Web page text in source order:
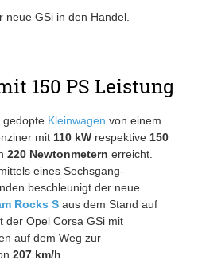
GSi in den Handel.
150 PS Leistung
gedopte Kleinwagen von einem
mit 110 kW respektive 150
220 Newtonmetern erreicht.
eines Sechsgang-
beschleunigt der neue
Rocks S aus dem Stand auf
der Opel Corsa GSi mit
auf dem Weg zur
207 km/h